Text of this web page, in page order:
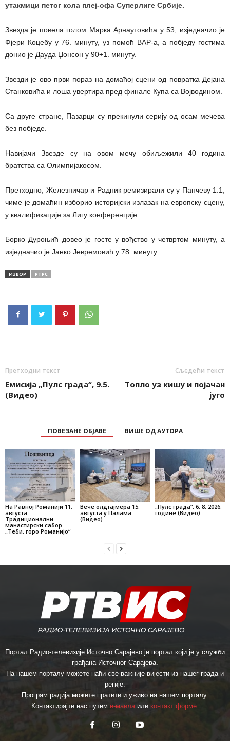
утакмици петог кола плеј-офа Суперлиге Србије.
Звезда је повела голом Марка Арнаутовића у 53, изједначио је
Фјери Коцебу у 76. минуту, уз помоћ ВАР-а, а побједу гостима
донио је Дауда Џонсон у 90+1. минуту.
Звезди је ово први пораз на домаћој сцени од повратка Дејана
Станковића и лоша увертира пред финале Купа са Војводином.
Са друге стране, Пазарци су прекинули серију од осам мечева
без побједе.
Навијачи Звезде су на овом мечу обиљежили 40 година
братства са Олимпијакосом.
Претходно, Железничар и Радник ремизирали су у Панчеву 1:1,
чиме је домаћин изборио историјски излазак на европску сцену,
у квалификације за Лигу конференције.
Борко Дуроњић довео је госте у вођство у четвртом минуту, а
изједначио је Јанко Јевремовић у 78. минуту.
ИЗВОР РТРС
Претходни текст
Емисија „Пулс града“, 9.5.
(Видео)
Сљедећи текст
Tоплo уз кишу и појачан
југо
ПОВЕЗАНЕ ОБЈАВЕ ВИШЕ ОД АУТОРА
На Равној Романији 11.
августа
Традиционални
манастирски сабор
„Теби, горо Романијо“
Вече олдтајмера 15.
августа у Палама
(Видео)
„Пулс града“, 6. 8. 2026.
године (Видео)
Портал Радио-телевизије Источно Сарајево је портал који је у служби
грађана Источног Сарајева.
На нашем порталу можете наћи све важније вијести из нашег града и
регије.
Програм радија можете пратити и уживо на нашем порталу.
Контактирајте нас путем е-маила или контакт форме